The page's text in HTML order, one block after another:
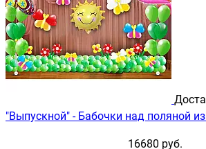
"Выпускной" - Бабочки над поляной
16680 руб.